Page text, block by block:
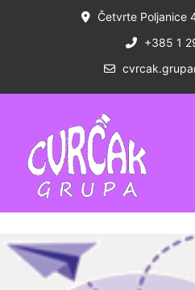
Četvrte Poljanice
+385 1